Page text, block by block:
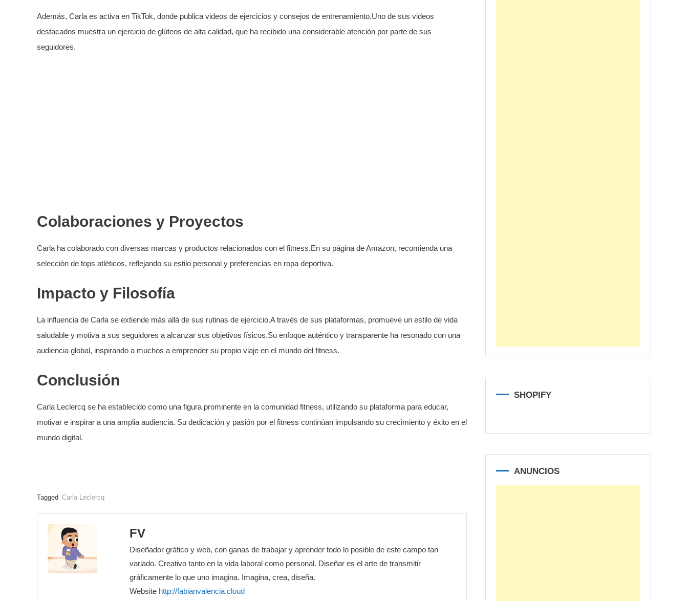
Además, Carla es activa en TikTok, donde publica videos de ejercicios y consejos de entrenamiento.Uno de sus videos
destacados muestra un ejercicio de glúteos de alta calidad, que ha recibido una considerable atención por parte de sus
seguidores.
Colaboraciones y Proyectos
Carla ha colaborado con diversas marcas y productos relacionados con el fitness.En su página de Amazon, recomienda una
selección de tops atléticos, reflejando su estilo personal y preferencias en ropa deportiva.
Impacto y Filosofía
La influencia de Carla se extiende más allá de sus rutinas de ejercicio.A través de sus plataformas, promueve un estilo de vida
saludable y motiva a sus seguidores a alcanzar sus objetivos físicos.Su enfoque auténtico y transparente ha resonado con una
audiencia global, inspirando a muchos a emprender su propio viaje en el mundo del fitness.
Conclusión
Carla Leclercq se ha establecido como una figura prominente en la comunidad fitness, utilizando su plataforma para educar,
motivar e inspirar a una amplia audiencia. Su dedicación y pasión por el fitness continúan impulsando su crecimiento y éxito en el
mundo digital.
Tagged Carla Leclercq
FV
Diseñador gráfico y web, con ganas de trabajar y aprender todo lo posible de este campo tan
variado. Creativo tanto en la vida laboral como personal. Diseñar es el arte de transmitir
gráficamente lo que uno imagina. Imagina, crea, diseña.
Website http://fabianvalencia.cloud
SHOPIFY
ANUNCIOS